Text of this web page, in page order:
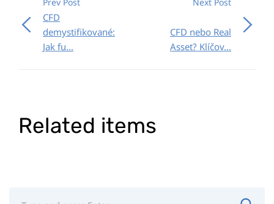
CFD
demystifikované:
Jak fu...
CFD nebo Real
Asset? Klíčov...
Related items